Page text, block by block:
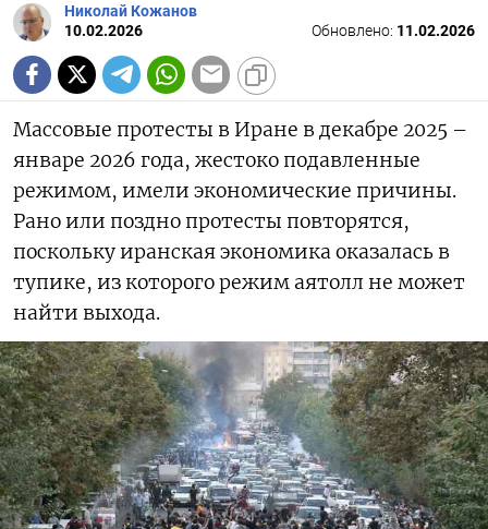
Николай Кожанов
10.02.2026
Обновлено: 11.02.2026
Массовые протесты в Иране в декабре 2025 –
январе 2026 года, жестоко подавленные
режимом, имели экономические причины.
Рано или поздно протесты повторятся,
поскольку иранская экономика оказалась в
тупике, из которого режим аятолл не может
найти выхода.